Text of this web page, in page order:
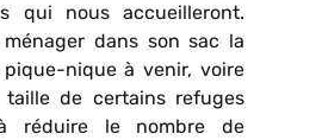
qui nous accueilleront.
dans son sac la
nique à venir, voire
de certains refuges
réduire le nombre de